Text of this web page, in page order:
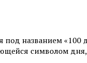
названием
символом